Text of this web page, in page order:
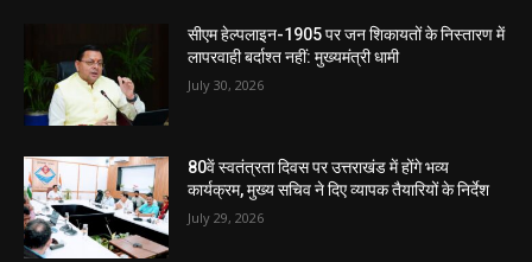
सीएम हेल्पलाइन-1905 पर जन शिकायतों के निस्तारण में
लापरवाही बर्दाश्त नहीं: मुख्यमंत्री धामी
July 30, 2026
80वें स्वतंत्रता दिवस पर उत्तराखंड में होंगे भव्य
कार्यक्रम, मुख्य सचिव ने दिए व्यापक तैयारियों के निर्देश
July 29, 2026